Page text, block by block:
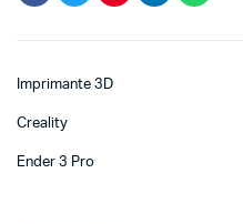
Imprimante 3D
Creality
Ender 3 Pro